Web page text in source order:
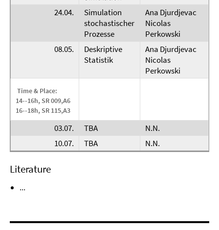
24.04.
Simulation
stochastischer
Prozesse
Ana Djurdjevac
Nicolas
Perkowski
08.05.
Deskriptive
Statistik
Ana Djurdjevac
Nicolas
Perkowski
Time & Place:
14--16h, SR 009,A6
16--18h, SR 115,A3
03.07. TBA
N.N.
10.07.
TBA N.N.
Literature
...